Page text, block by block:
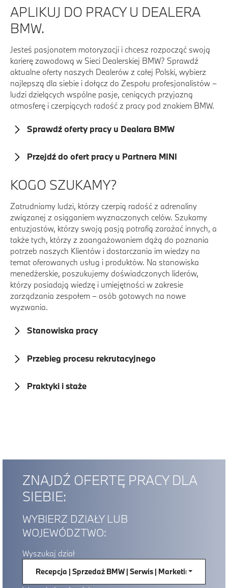
APLIKUJ DO PRACY U DEALERA
BMW.
Jesteś pasjonatem motoryzacji i chcesz rozpocząć swoją
karierę zawodową w Sieci Dealerskiej BMW? Sprawdź
aktualne oferty naszych Dealerów z całej Polski, wybierz
najlepszą dla siebie i dołącz do Zespołu profesjonalistów –
ludzi dzielących wspólne pasje, ceniących przyjazną
atmosferę i czerpiących radość z pracy pod znakiem BMW.
Sprawdź oferty pracy u Dealara BMW
Przejdź do ofert pracy u Partnera MINI
KOGO SZUKAMY?
Zatrudniamy ludzi, którzy czerpią radość z adrenaliny
związanej z osiąganiem wyznaczonych celów. Szukamy
entuzjastów, którzy swoją pasją potrafią zarażać innych, a
także tych, którzy z zaangażowaniem dążą do poznania
potrzeb naszych Klientów i dostarczania im wiedzy na
temat oferowanych usług i produktów. Na stanowiska
menedżerskie, poszukujemy doświadczonych liderów,
którzy posiadają wiedzę i umiejętności w zakresie
zarządzania zespołem – osób gotowych na nowe
wyzwania.
Stanowiska pracy
Przebieg procesu rekrutacyjnego
Praktyki i staże
ZNAJDŹ OFERTĘ PRACY DLA
SIEBIE:
WYBIERZ DZIAŁY LUB
WOJEWÓDZTWO:
Wyszukaj dział
Recepcja | Sprzedaż BMW | Serwis | Marketing